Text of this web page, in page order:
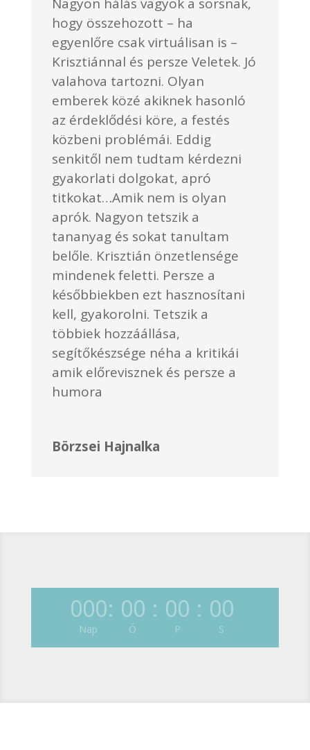
hogy összehozott – ha
egyenlőre csak virtuálisan is –
Krisztiánnal és persze Veletek. Jó
valahova tartozni. Olyan
emberek közé akiknek hasonló
az érdeklődési köre, a festés
közbeni problémái. Eddig
senkitől nem tudtam kérdezni
gyakorlati dolgokat, apró
titkokat…Amik nem is olyan
aprók. Nagyon tetszik a
tananyag és sokat tanultam
belőle. Krisztián önzetlensége
mindenek feletti. Persze a
későbbiekben ezt hasznosítani
kell, gyakorolni. Tetszik a
többiek hozzáállása,
segítőkészsége néha a kritikái
amik előrevisznek és persze a
humora
Börzsei Hajnalka
000
Nap
: 00
Ó
: 00
P
: 00
S